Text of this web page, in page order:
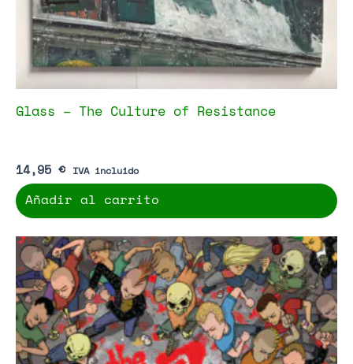
Glass – The Culture of Resistance
14,95 € IVA incluido
Añadir al carrito